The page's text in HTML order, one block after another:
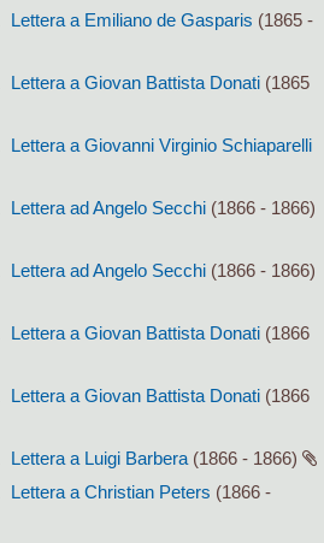
Lettera a Emiliano de Gasparis (1865 -
Lettera a Giovan Battista Donati (1865
Lettera a Giovanni Virginio Schiaparelli
Lettera ad Angelo Secchi (1866 - 1866)
Lettera ad Angelo Secchi (1866 - 1866)
Lettera a Giovan Battista Donati (1866
Lettera a Giovan Battista Donati (1866
Lettera a Luigi Barbera (1866 - 1866)
Lettera a Christian Peters (1866 -